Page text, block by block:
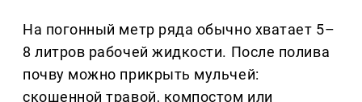
На погонный метр ряда обычно хватает 5–
8 литров рабочей жидкости. После полива
почву можно прикрыть мульчей:
скошенной травой, компостом или